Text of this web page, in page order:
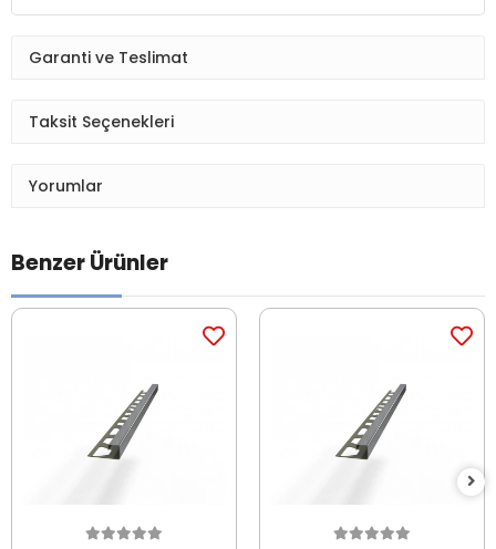
Garanti ve Teslimat
Taksit Seçenekleri
Yorumlar
Benzer Ürünler